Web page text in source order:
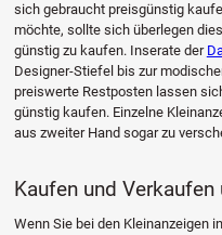
sich gebraucht preisgünstig
möchte, sollte sich überlegen
günstig zu kaufen. Inserate der
Designer-Stiefel bis zur
preiswerte Restposten lassen
günstig kaufen. Einzelne
aus zweiter Hand sogar zu
Kaufen und
Wenn Sie bei den Kleinanzeigen